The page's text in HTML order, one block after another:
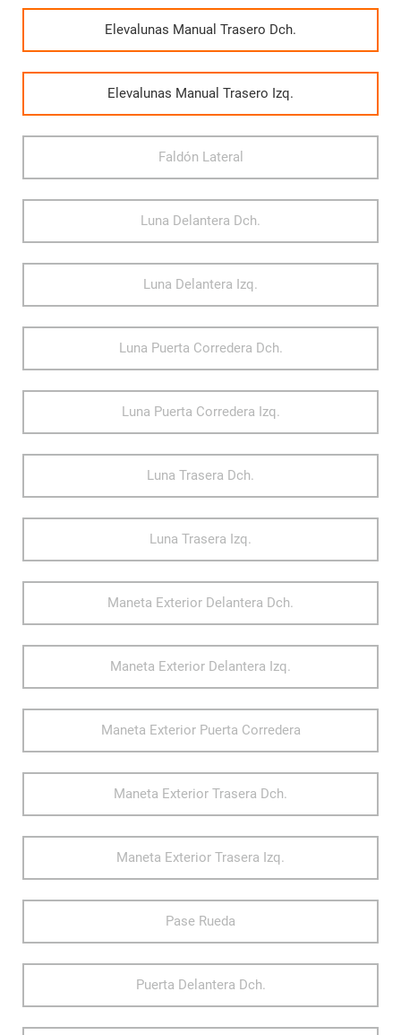
Elevalunas Manual Trasero Dch.
Elevalunas Manual Trasero Izq.
Faldón Lateral
Luna Delantera Dch.
Luna Delantera Izq.
Luna Puerta Corredera Dch.
Luna Puerta Corredera Izq.
Luna Trasera Dch.
Luna Trasera Izq.
Maneta Exterior Delantera Dch.
Maneta Exterior Delantera Izq.
Maneta Exterior Puerta Corredera
Maneta Exterior Trasera Dch.
Maneta Exterior Trasera Izq.
Pase Rueda
Puerta Delantera Dch.